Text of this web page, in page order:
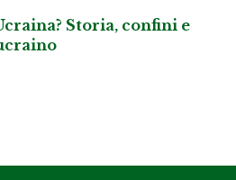
Storia, confini e